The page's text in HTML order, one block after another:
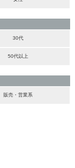
30代
50代以上
販売・営業系